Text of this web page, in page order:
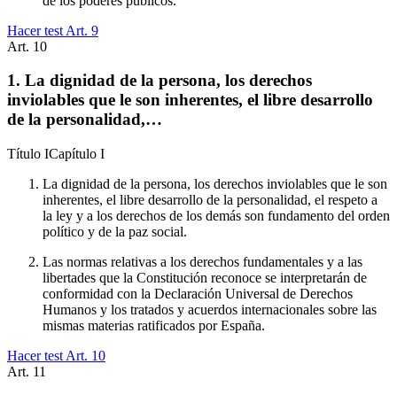
Hacer test Art. 9
Art. 10
1. La dignidad de la persona, los derechos
inviolables que le son inherentes, el libre desarrollo
de la personalidad,…
Título ICapítulo I
La dignidad de la persona, los derechos inviolables que le son
inherentes, el libre desarrollo de la personalidad, el respeto a
la ley y a los derechos de los demás son fundamento del orden
político y de la paz social.
Las normas relativas a los derechos fundamentales y a las
libertades que la Constitución reconoce se interpretarán de
conformidad con la Declaración Universal de Derechos
Humanos y los tratados y acuerdos internacionales sobre las
mismas materias ratificados por España.
Hacer test Art. 10
Art. 11